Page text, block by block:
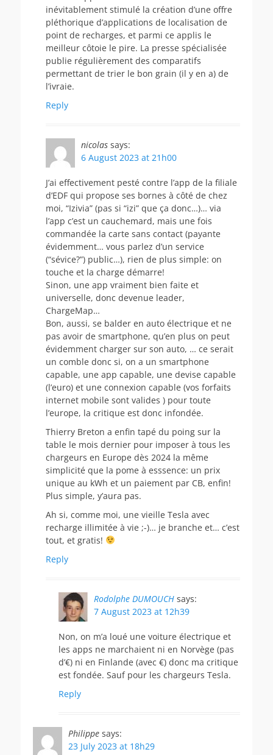
inévitablement stimulé la création d’une offre
pléthorique d’applications de localisation de
point de recharges, et parmi ce applis le
meilleur côtoie le pire. La presse spécialisée
publie régulièrement des comparatifs
permettant de trier le bon grain (il y en a) de
l’ivraie.
Reply
nicolas says:
6 August 2023 at 21h00
J’ai effectivement pesté contre l’app de la filiale
d’EDF qui propose ses bornes à côté de chez
moi, “Izivia” (pas si “izi” que ça donc…)… via
l’app c’est un cauchemard, mais une fois
commandée la carte sans contact (payante
évidemment… vous parlez d’un service
(“sévice?”) public…), rien de plus simple: on
touche et la charge démarre!
Sinon, une app vraiment bien faite et
universelle, donc devenue leader,
ChargeMap…
Bon, aussi, se balder en auto électrique et ne
pas avoir de smartphone, qu’en plus on peut
évidemment charger sur son auto, … ce serait
un comble donc si, on a un smartphone
capable, une app capable, une devise capable
(l’euro) et une connexion capable (vos forfaits
internet mobile sont valides ) pour toute
l’europe, la critique est donc infondée.
Thierry Breton a enfin tapé du poing sur la
table le mois dernier pour imposer à tous les
chargeurs en Europe dès 2024 la même
simplicité que la pome à esssence: un prix
unique au kWh et un paiement par CB, enfin!
Plus simple, y’aura pas.
Ah si, comme moi, une vieille Tesla avec
recharge illimitée à vie ;-)… je branche et… c’est
tout, et gratis!
Reply
Rodolphe DUMOUCH says:
7 August 2023 at 12h39
Non, on m’a loué une voiture électrique et
les apps ne marchaient ni en Norvège (pas
d’€) ni en Finlande (avec €) donc ma critique
est fondée. Sauf pour les chargeurs Tesla.
Reply
Philippe says:
23 July 2023 at 18h29